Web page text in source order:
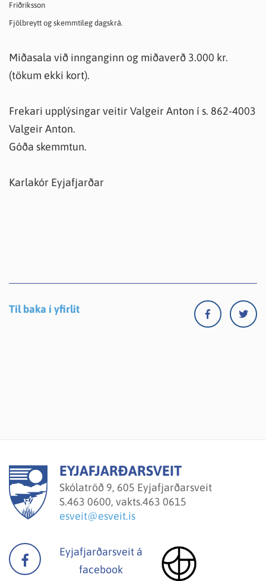
Friðriksson
Fjölbreytt og skemmtileg dagskrá.
Miðasala við innganginn og miðaverð 3.000 kr.
(tökum ekki kort).
Frekari upplýsingar veitir Valgeir Anton í s. 862-4003
Valgeir Anton.
Góða skemmtun.
Karlakór Eyjafjarðar
Til baka í yfirlit
EYJAFJARÐARSVEIT
Skólatröð 9, 605 Eyjafjarðarsveit
S.463 0600, vakts.463 0615
esveit@esveit.is
Eyjafjarðarsveit á
facebook